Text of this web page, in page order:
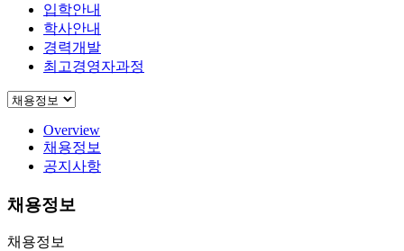
입학안내
학사안내
경력개발
최고경영자과정
Overview
채용정보
공지사항
채용정보
채용정보